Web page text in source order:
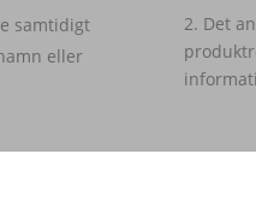
samtidigt
eller
2. Det